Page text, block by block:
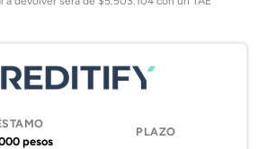
pesos